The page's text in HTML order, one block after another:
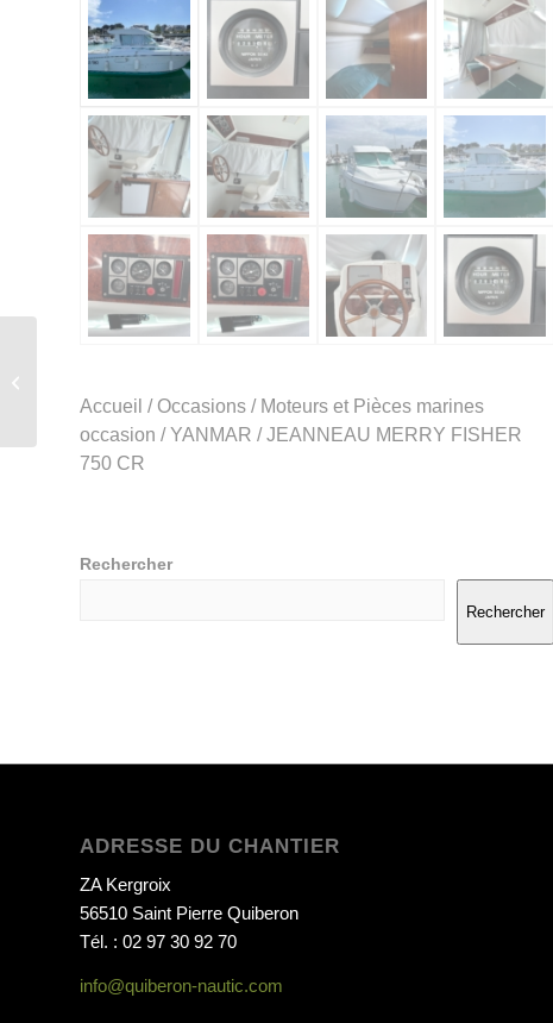
Accueil / Occasions / Moteurs et Pièces marines
occasion /YANMAR / JEANNEAU MERRY FISHER
750 CR
Rechercher
Rechercher
ADRESSE DU CHANTIER
ZA Kergroix
56510 Saint Pierre Quiberon
Tél. : 02 97 30 92 70
info@quiberon-nautic.com
520 HORS BORD